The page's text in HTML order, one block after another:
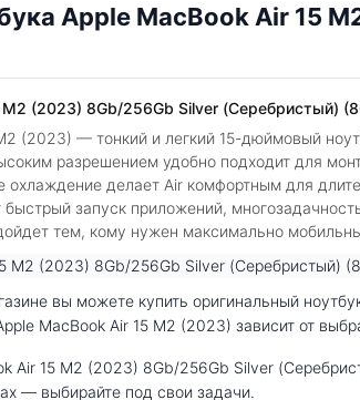
Apple MacBook Air 15
(2023) 8Gb/256Gb Silver (Серебристый)
(2023) — тонкий и легкий 15-дюймовый
разрешением удобно подходит для
охлаждение делает Air комфортным для
запуск приложений,
тем, кому нужен максимально
MacBook Air 15 M2 (2023) зависит от
— выбирайте под свои задачи.